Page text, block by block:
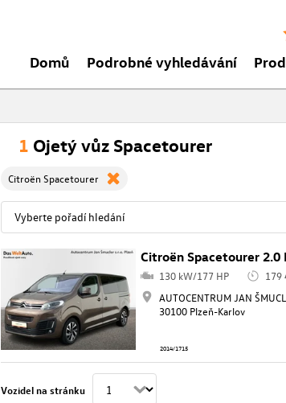
Domů Podrobné vyhledávání
1 Ojetý vůz Spacetourer
Citroën Spacetourer
Citroën Spacetourer 2.0
130 kW/177 HP 179
AUTOCENTRUM JAN
30100 Plzeň-Karlov
2014/1715
Vozidel na stránku